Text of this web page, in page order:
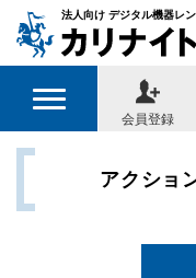
法人向け デジタル機器レ
会員登録
アクショ